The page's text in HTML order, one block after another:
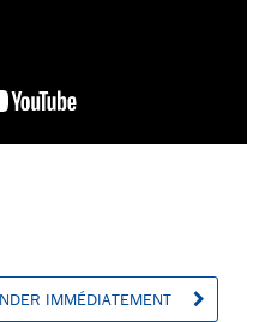
IMMÉDIATEMENT